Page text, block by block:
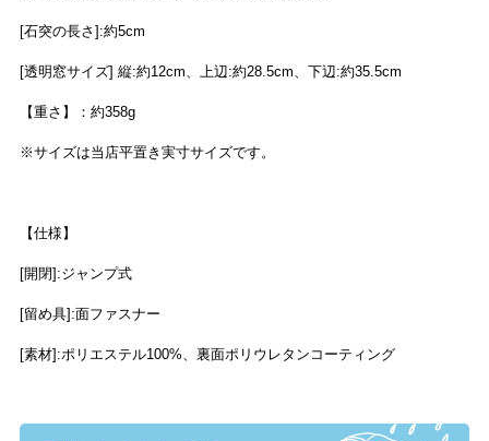
[石突の長さ]:約5cm
[透明窓サイズ] 縦:約12cm、上辺:約28.5cm、下辺:約35.5cm
【重さ】：約358g
※サイズは当店平置き実寸サイズです。
【仕様】
[開閉]:ジャンプ式
[留め具]:面ファスナー
[素材]:ポリエステル100%、裏面ポリウレタンコーティング